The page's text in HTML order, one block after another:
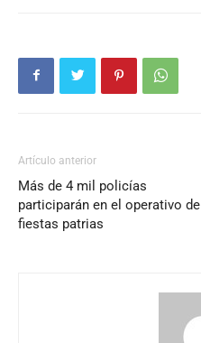
Artículo anterior
Más de 4 mil policías
participarán en el operativo de
fiestas patrias